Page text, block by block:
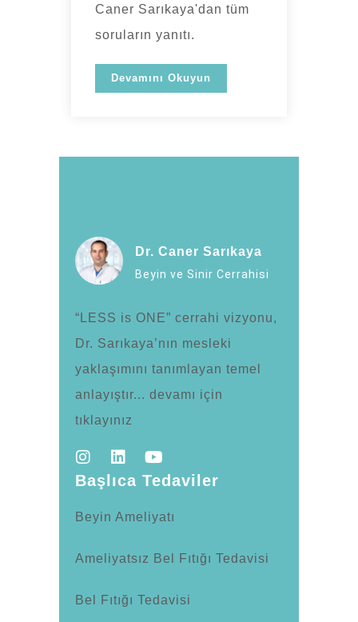
Caner Sarıkaya'dan tüm
soruların yanıtı.
Devamını Okuyun
Dr. Caner Sarıkaya
Beyin ve Sinir Cerrahisi
“LESS is ONE” cerrahi vizyonu,
Dr. Sarıkaya’nın mesleki
yaklaşımını tanımlayan temel
anlayıştır... devamı için
tıklayınız
Başlıca Tedaviler
Beyin Ameliyatı
Ameliyatsız Bel Fıtığı Tedavisi
Bel Fıtığı Tedavisi